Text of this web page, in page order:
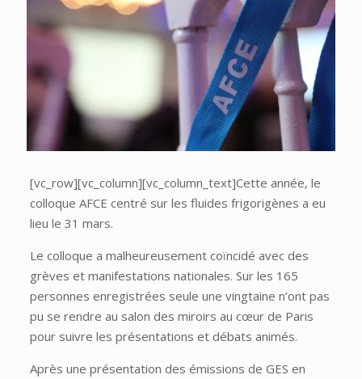
[vc_row][vc_column][vc_column_text]Cette année, le
colloque AFCE centré sur les fluides frigorigènes a eu
lieu le 31 mars.
Le colloque a malheureusement coïncidé avec des
grèves et manifestations nationales. Sur les 165
personnes enregistrées seule une vingtaine n’ont pas
pu se rendre au salon des miroirs au cœur de Paris
pour suivre les présentations et débats animés.
Après une présentation des émissions de GES en